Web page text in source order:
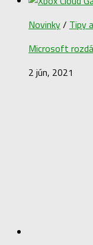
Novinky/ Tipy
Microsoft
2 jún, 2021